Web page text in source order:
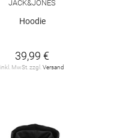
JACK&JONES
Hoodie
39,99 €
inkl. MwSt. zzgl.Versand